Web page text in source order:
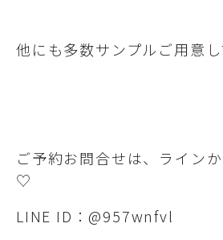
他にも多数サンプルご用意
ご予約お問合せは、ライン
♡
LINE ID：@957wnfvl